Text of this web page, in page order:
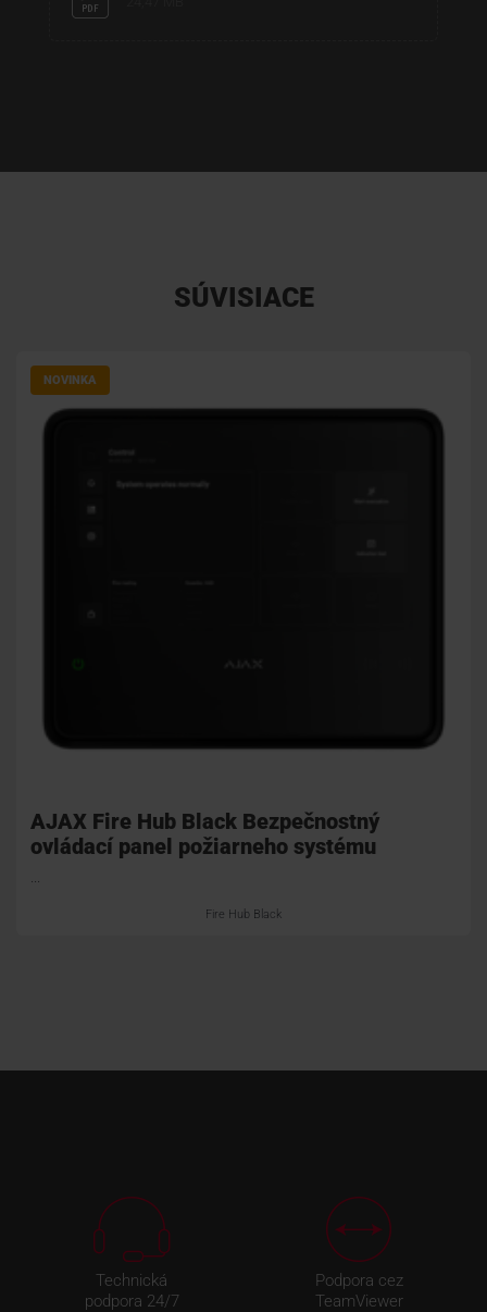
SÚVISIACE
NOVINKA
AJAX Fire Hub Black Bezpečnostný
ovládací panel požiarneho systému
Fire Hub Black
Technická
podpora 24/7
Podpora cez
TeamViewer